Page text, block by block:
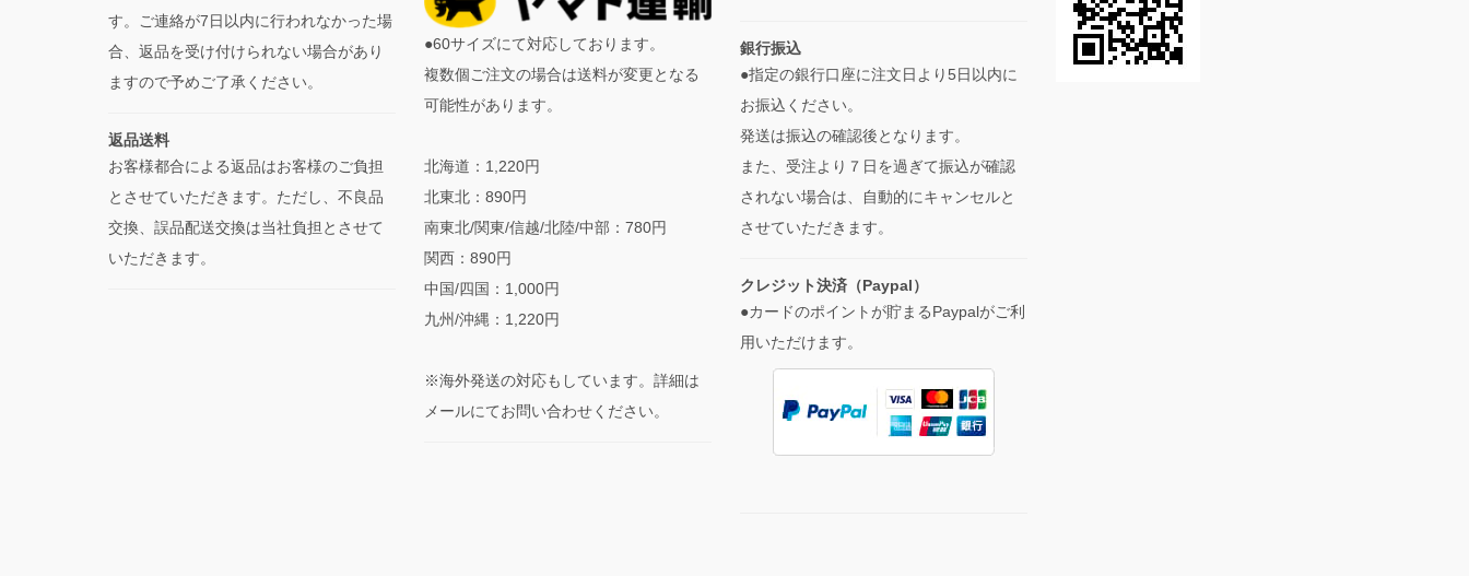
す。ご連絡が7日以内に行われなかった場
合、返品を受け付けられない場合があり
ますので予めご了承ください。
返品送料
お客様都合による返品はお客様のご負担
とさせていただきます。ただし、不良品
交換、誤品配送交換は当社負担とさせて
いただきます。
●60サイズにて対応しております。
複数個ご注文の場合は送料が変更となる
可能性があります。
北海道：1,220円
北東北：890円
南東北/関東/信越/北陸/中部：780円
関西：890円
中国/四国：1,000円
九州/沖縄：1,220円
※海外発送の対応もしています。詳細は
メールにてお問い合わせください。
銀行振込
●指定の銀行口座に注文日より5日以内に
お振込ください。
発送は振込の確認後となります。
また、受注より７日を過ぎて振込が確認
されない場合は、自動的にキャンセルと
させていただきます。
クレジット決済（Paypal）
●カードのポイントが貯まるPaypalがご利
用いただけます。